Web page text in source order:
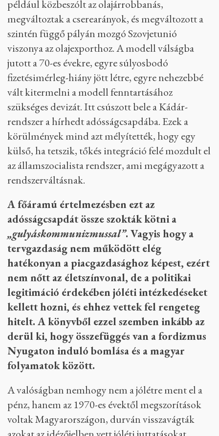
például közbeszólt az olajárrobbanás,
megváltoztak a cserearányok, és megváltozott a
szintén függő pályán mozgó Szovjetunió
viszonya az olajexporthoz. A modell válságba
jutott a 70-es évekre, egyre súlyosbodó
fizetésimérleg-hiány jött létre, egyre nehezebbé
vált kitermelni a modell fenntartásához
szükséges devizát. Itt csúszott bele a Kádár-
rendszer a hírhedt adósságcsapdába. Ezek a
körülmények mind azt mélyítették, hogy egy
külső, ha tetszik, tőkés integráció felé mozdult el
az államszocialista rendszer, ami megágyazott a
rendszerváltásnak.
A főáramú értelmezésben ezt az
adósságcsapdát össze szokták kötni a
„gulyáskommunizmussal”. Vagyis hogy a
tervgazdaság nem működött elég
hatékonyan a piacgazdasághoz képest, ezért
nem nőtt az életszínvonal, de a politikai
legitimáció érdekében jóléti intézkedéseket
kellett hozni, és ehhez vettek fel rengeteg
hitelt. A könyvből ezzel szemben inkább az
derül ki, hogy összefüggés van a fordizmus
Nyugaton induló bomlása és a magyar
folyamatok között.
A valóságban nemhogy nem a jólétre ment el a
pénz, hanem az 1970-es évektől megszorítások
voltak Magyarországon, durván visszavágták